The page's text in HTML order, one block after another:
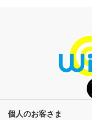
個人のお客さま